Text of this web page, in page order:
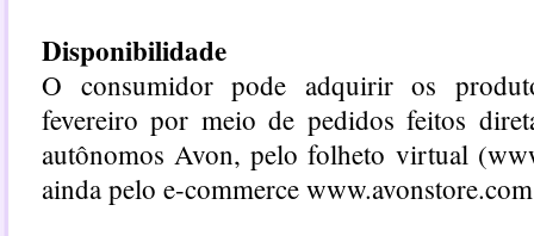
Disponibilidade
O consumidor pode adquirir os
fevereiro por meio de pedidos feitos
autônomos Avon, pelo folheto virtual (
ainda pelo e-commerce